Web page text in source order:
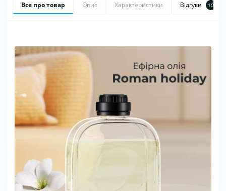
Все про товар Опис Характеристики Відгуки 10